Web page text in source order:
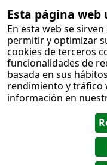
Esta página web
En esta web se
permitir y optimizar
cookies de terceros
funcionalidades de
basada en sus
rendimiento y tráfico
información en